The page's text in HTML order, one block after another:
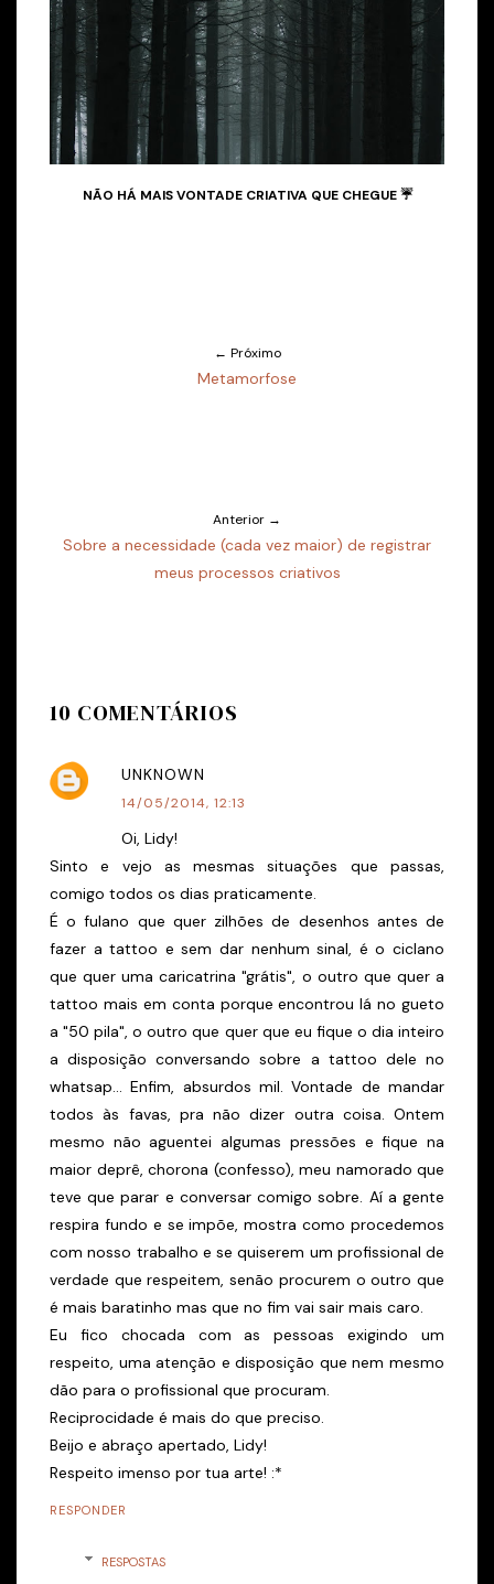
NÃO HÁ MAIS VONTADE CRIATIVA QUE CHEGUE ☔
← Próximo
Metamorfose
Anterior →
Sobre a necessidade (cada vez maior) de registrar
meus processos criativos
10 COMENTÁRIOS
UNKNOWN
14/05/2014, 12:13
Oi, Lidy!
Sinto e vejo as mesmas situações que passas,
comigo todos os dias praticamente.
É o fulano que quer zilhões de desenhos antes de
fazer a tattoo e sem dar nenhum sinal, é o ciclano
que quer uma caricatrina "grátis", o outro que quer a
tattoo mais em conta porque encontrou lá no gueto
a "50 pila", o outro que quer que eu fique o dia inteiro
a disposição conversando sobre a tattoo dele no
whatsap... Enfim, absurdos mil. Vontade de mandar
todos às favas, pra não dizer outra coisa. Ontem
mesmo não aguentei algumas pressões e fique na
maior deprê, chorona (confesso), meu namorado que
teve que parar e conversar comigo sobre. Aí a gente
respira fundo e se impõe, mostra como procedemos
com nosso trabalho e se quiserem um profissional de
verdade que respeitem, senão procurem o outro que
é mais baratinho mas que no fim vai sair mais caro.
Eu fico chocada com as pessoas exigindo um
respeito, uma atenção e disposição que nem mesmo
dão para o profissional que procuram.
Reciprocidade é mais do que preciso.
Beijo e abraço apertado, Lidy!
Respeito imenso por tua arte! :*
RESPONDER
RESPOSTAS